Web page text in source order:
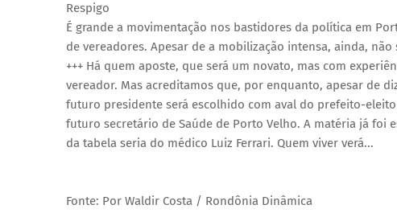
Respigo
É grande a movimentação nos bastidores da política em
de vereadores. Apesar de a mobilização intensa, ainda,
+++ Há quem aposte, que será um novato, mas com
vereador. Mas acreditamos que, por enquanto, apesar de
futuro presidente será escolhido com aval do prefeito-
futuro secretário de Saúde de Porto Velho. A matéria já foi
da tabela seria do médico Luiz Ferrari. Quem viver verá...
Fonte: Por Waldir Costa / Rondônia Dinâmica